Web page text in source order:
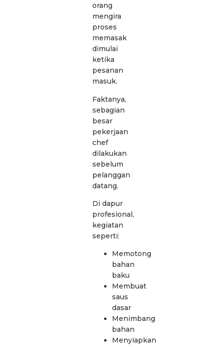
orang
mengira
proses
memasak
dimulai
ketika
pesanan
masuk.
Faktanya,
sebagian
besar
pekerjaan
chef
dilakukan
sebelum
pelanggan
datang.
Di dapur
profesional,
kegiatan
seperti:
Memotong
bahan
baku
Membuat
saus
dasar
Menimbang
bahan
Menyiapkan